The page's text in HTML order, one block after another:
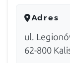
Adres
ul.
62-800